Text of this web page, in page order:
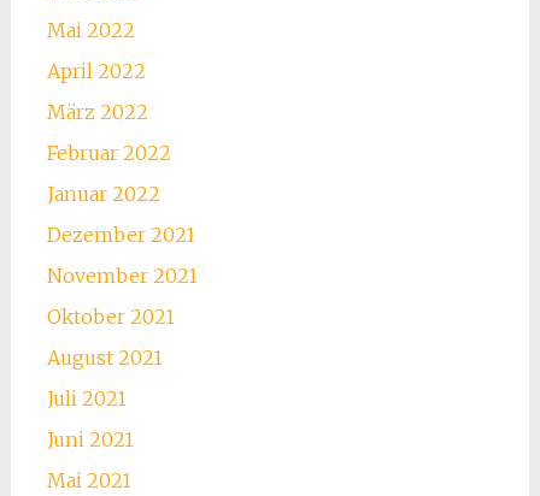
Mai 2022
April 2022
März 2022
Februar 2022
Januar 2022
Dezember 2021
November 2021
Oktober 2021
August 2021
Juli 2021
Juni 2021
Mai 2021